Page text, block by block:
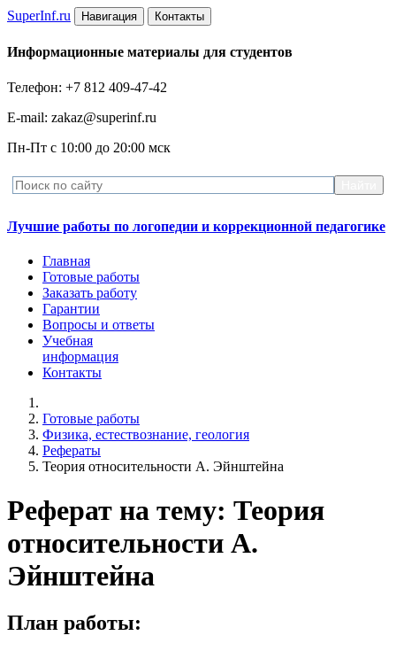
SuperInf.ru Навигация Контакты
Информационные материалы для студентов
Телефон: +7 812 409-47-42
E-mail: zakaz@superinf.ru
Пн-Пт с 10:00 до 20:00 мск
Лучшие работы по логопедии и коррекционной педагогике
Главная
Готовые работы
Заказать работу
Гарантии
Вопросы и ответы
Учебная
информация
Контакты
Готовые работы
Физика, естествознание, геология
Рефераты
Теория относительности А. Эйнштейна
Реферат на тему: Теория
относительности А.
Эйнштейна
План работы: